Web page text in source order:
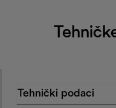
Tehnički podaci